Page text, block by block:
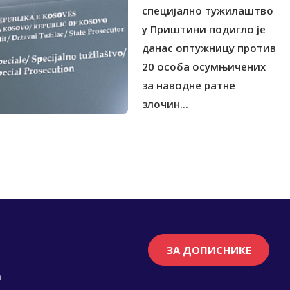
специјално тужилаштво
у Приштини подигло је
данас оптужницу против
20 особа осумњичених
за наводне ратне
злочин...
ЗА ДОПИСНИКЕ